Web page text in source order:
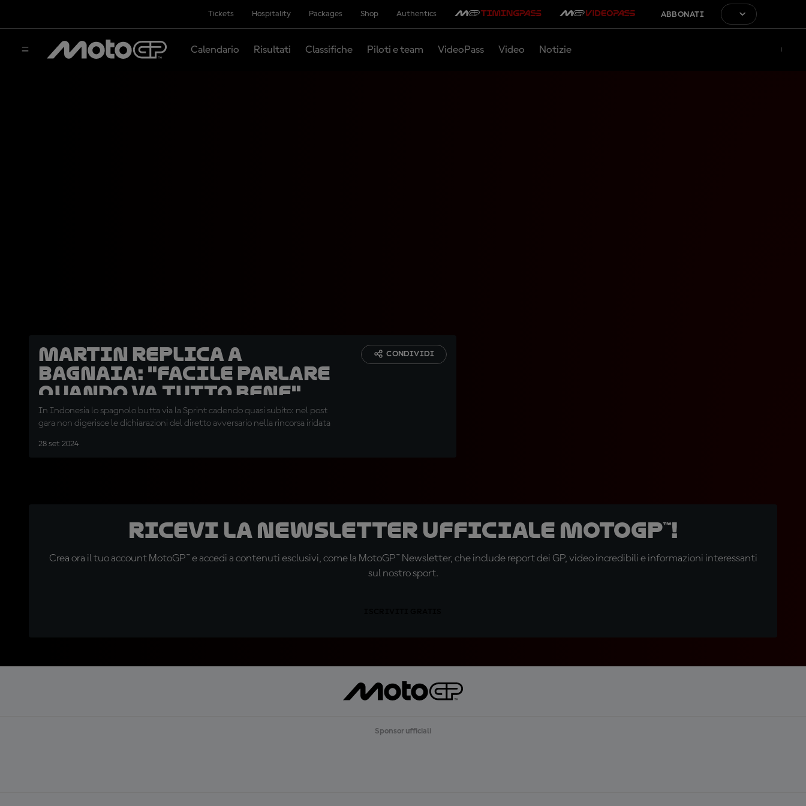
Tickets Hospitality Packages Shop Authentics ABBONATI
Calendario Risultati Classifiche Piloti e team VideoPass Video Notizie
Martin replica a
Bagnaia: "Facile parlare
quando va tutto bene"
In Indonesia lo spagnolo butta via la Sprint cadendo quasi subito: nel post
gara non digerisce le dichiarazioni del diretto avversario nella rincorsa iridata
28 set 2024
CONDIVIDI
Ricevi la newsletter ufficiale MotoGP™!
Crea ora il tuo account MotoGP™ e accedi a contenuti esclusivi, come la MotoGP™ Newsletter, che include report dei GP, video incredibili e informazioni interessanti
sul nostro sport.
Sponsor ufficiali